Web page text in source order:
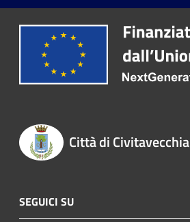
Città di Civitavecchia
SEGUICI SU